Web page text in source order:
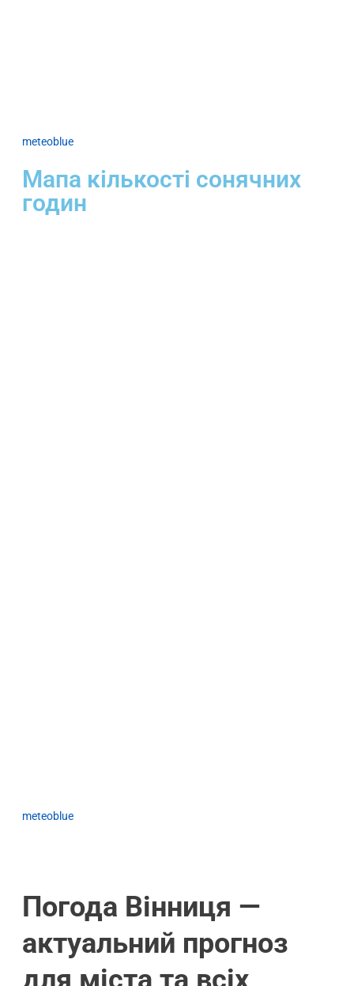
meteoblue
Мапа кількості сонячних
годин
meteoblue
Погода Вінниця —
актуальний прогноз